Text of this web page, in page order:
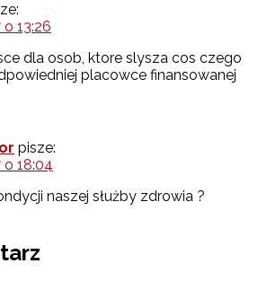
13:26
dla osob, ktore slysza cos czego
placowce finansowanej
pisze:
18:04
naszej służby zdrowia ?